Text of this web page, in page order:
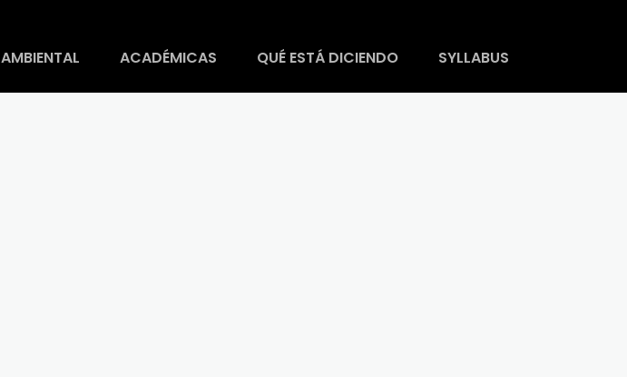
AMBIENTAL ACADÉMICAS QUÉ ESTÁ DICIENDO SYLLABUS